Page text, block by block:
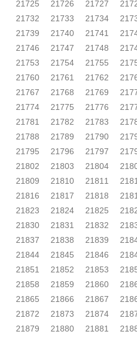
21725 21726 21727
21732
21733 21734
21739
21740 21741
21746
21747 21748
21753
21754 21755
21760
21761 21762
21767
21768 21769
21774
21775 21776
21781
21782 21783
21788
21789 21790
21795
21796 21797
21802
21803 21804
21809
21810 21811
21816
21817 21818
21823
21824 21825
21830
21831 21832
21837
21838 21839
21844
21845 21846
21851
21852 21853
21858
21859 21860
21865
21866 21867
21872
21873 21874
21879
21880 21881